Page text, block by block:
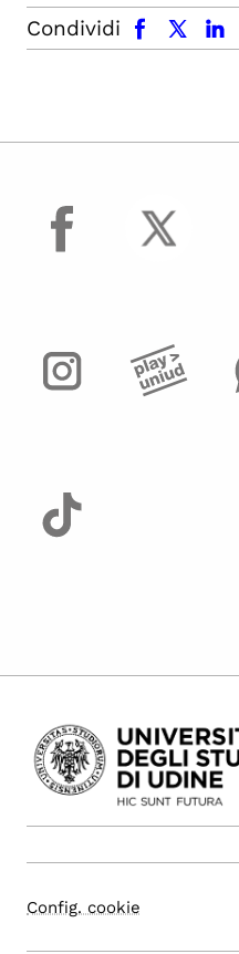
Condividi
facebook x.com linkedin
facebook
Config. cookie